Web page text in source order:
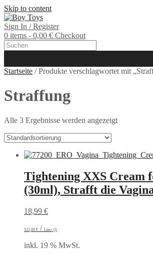
Skip to content
Sign In / Register
0 items - 0,00 € Checkout
Startseite / Produkte verschlagwortet mit
Straffung
Alle 3 Ergebnisse werden angezeigt
Tightening XXS Cream
(30ml), Strafft die
18,99 €
532,00 € / Liter (l)
inkl. 19 % MwSt.